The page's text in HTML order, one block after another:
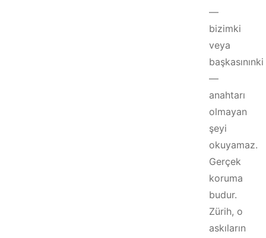
—
bizimki
veya
başkasınınki
—
anahtarı
olmayan
şeyi
okuyamaz.
Gerçek
koruma
budur.
Zürih, o
askıların